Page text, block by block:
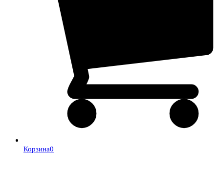
Корзина0